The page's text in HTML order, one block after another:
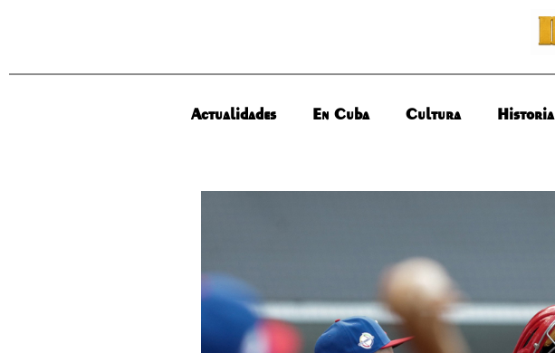
Actualidades En Cuba Cultura Historia